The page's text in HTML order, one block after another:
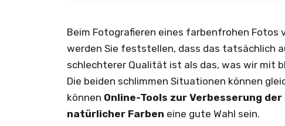
Beim Fotografieren eines farbenfrohen Fotos
werden Sie feststellen, dass das tatsächlich
schlechterer Qualität ist als das, was wir mit
Die beiden schlimmen Situationen können
können Online-Tools zur Verbesserung
natürlicher Farben eine gute Wahl sein.